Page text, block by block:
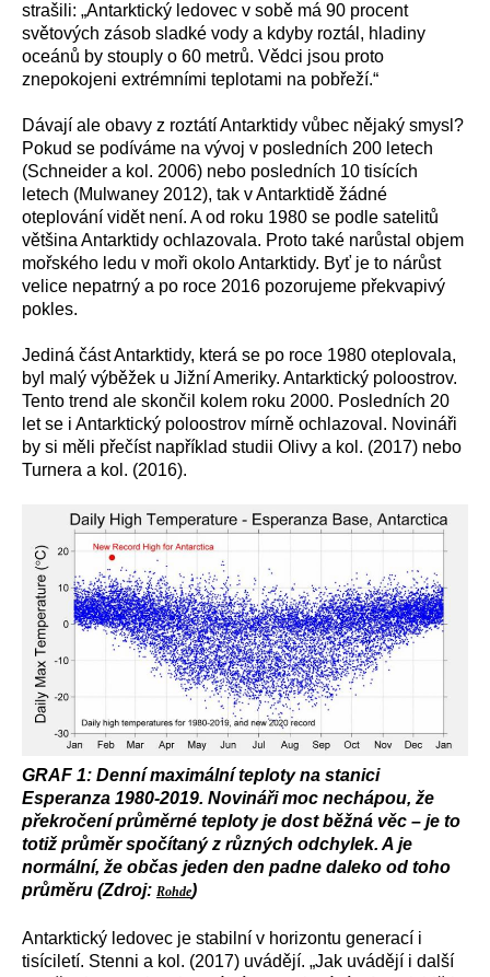
strašili: „Antarktický ledovec v sobě má 90 procent
světových zásob sladké vody a kdyby roztál, hladiny
oceánů by stouply o 60 metrů. Vědci jsou proto
znepokojeni extrémními teplotami na pobřeží.“
Dávají ale obavy z roztátí Antarktidy vůbec nějaký smysl?
Pokud se podíváme na vývoj v posledních 200 letech
(Schneider a kol. 2006) nebo posledních 10 tisících
letech (Mulwaney 2012), tak v Antarktidě žádné
oteplování vidět není. A od roku 1980 se podle satelitů
většina Antarktidy ochlazovala. Proto také narůstal objem
mořského ledu v moři okolo Antarktidy. Byť je to nárůst
velice nepatrný a po roce 2016 pozorujeme překvapivý
pokles.
Jediná část Antarktidy, která se po roce 1980 oteplovala,
byl malý výběžek u Jižní Ameriky. Antarktický poloostrov.
Tento trend ale skončil kolem roku 2000. Posledních 20
let se i Antarktický poloostrov mírně ochlazoval. Novináři
by si měli přečíst například studii Olivy a kol. (2017) nebo
Turnera a kol. (2016).
GRAF 1: Denní maximální teploty na stanici
Esperanza 1980-2019. Novináři moc nechápou, že
překročení průměrné teploty je dost běžná věc – je to
totiž průměr spočítaný z různých odchylek. A je
normální, že občas jeden den padne daleko od toho
průměru (Zdroj: Rohde)
Antarktický ledovec je stabilní v horizontu generací i
tisíciletí. Stenni a kol. (2017) uvádějí. „Jak uvádějí i další